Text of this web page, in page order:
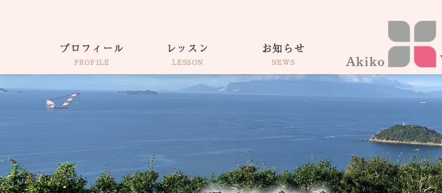
プロフィール
PROFILE
レッスン
LESSON
サロンAkiko
ウェルネスコーチ
仕事着そのままヨガ
出張・各種イベント
お知らせ
NEWS